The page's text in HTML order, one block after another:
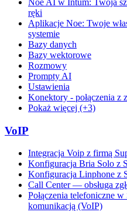
ręki
Aplikacje Noe: Twoje
systemie
Bazy danych
Bazy wektorowe
Rozmowy
Prompty AI
Ustawienia
Konektory - połączenia z
Pokaż więcej (+3)
VoIP
Integracja Voip z firmą
Konfiguracja Bria Solo z
Konfiguracja Linphone z
Call Center — obsługa
Połączenia telefoniczne w
komunikacją (VoIP)